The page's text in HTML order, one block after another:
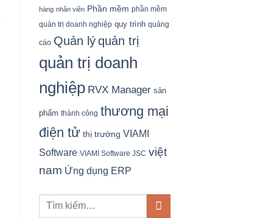
hàng nhân viên Phần mềm phần mềm
quản trị doanh nghiệp quy trình quảng
cáo Quản lý quản trị
quản trị doanh
nghiệp RVX Manager sản
phẩm thành công thương mại
điện tử thị trường VIAMI
Software VIAMI Software JSC việt
nam Ứng dụng ERP